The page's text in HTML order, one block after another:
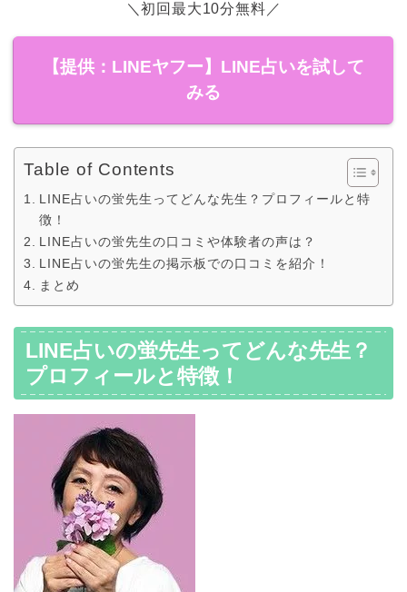
＼初回最大10分無料／
【提供：LINEヤフー】LINE占いを試して
みる
Table of Contents
LINE占いの蛍先生ってどんな先生？プロフィールと特
徴！
LINE占いの蛍先生の口コミや体験者の声は？
LINE占いの蛍先生の掲示板での口コミを紹介！
まとめ
LINE占いの蛍先生ってどんな先生？
プロフィールと特徴！